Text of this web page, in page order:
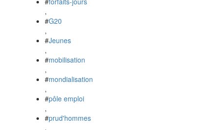
,
#G20
,
#Jeunes
,
#mobilisation
,
#mondialisation
,
#pôle emploi
,
#prud'hommes
,